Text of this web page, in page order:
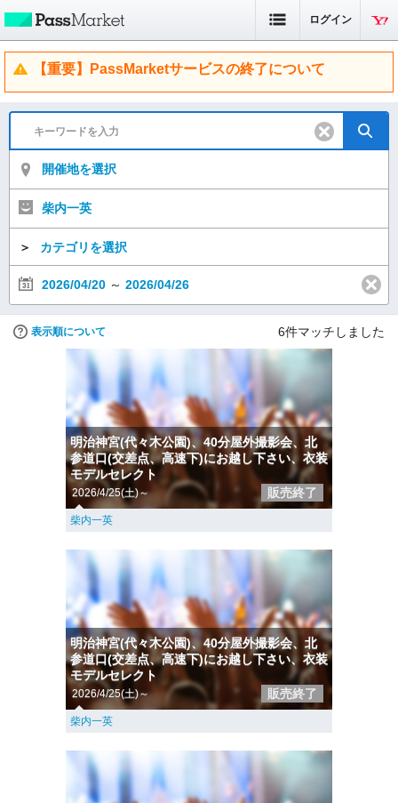
ログイン
【重要】PassMarketサービスの終了について
開催地を選択
柴内一英
＞ カテゴリを選択
2026/04/20 ～ 2026/04/26
表示順について 6件マッチしました
明治神宮(代々木公園)、40分屋外撮影会、北
参道口(交差点、高速下)にお越し下さい、衣装
モデルセレクト
2026/4/25(土)～ 販売終了
柴内一英
明治神宮(代々木公園)、40分屋外撮影会、北
参道口(交差点、高速下)にお越し下さい、衣装
モデルセレクト
2026/4/25(土)～ 販売終了
柴内一英